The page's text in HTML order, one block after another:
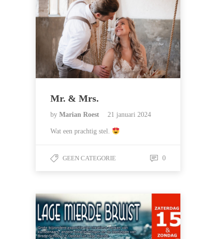
Mr. & Mrs.
by Marian Roest 21 januari 2024
Wat een prachtig stel.
GEEN CATEGORIE 0